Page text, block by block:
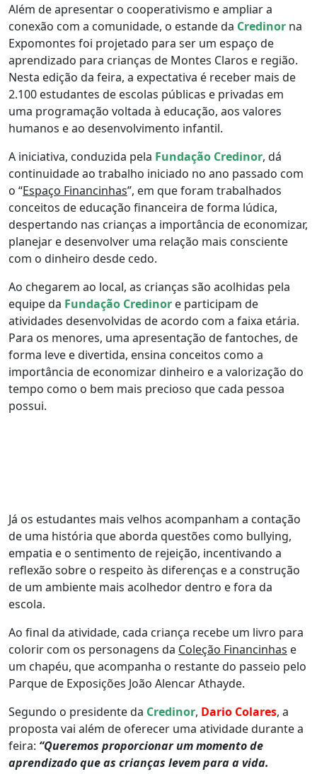
Além de apresentar o cooperativismo e ampliar a
conexão com a comunidade, o estande da Credinor na
Expomontes foi projetado para ser um espaço de
aprendizado para crianças de Montes Claros e região.
Nesta edição da feira, a expectativa é receber mais de
2.100 estudantes de escolas públicas e privadas em
uma programação voltada à educação, aos valores
humanos e ao desenvolvimento infantil.
A iniciativa, conduzida pela Fundação Credinor, dá
continuidade ao trabalho iniciado no ano passado com
o “Espaço Financinhas”, em que foram trabalhados
conceitos de educação financeira de forma lúdica,
despertando nas crianças a importância de economizar,
planejar e desenvolver uma relação mais consciente
com o dinheiro desde cedo.
Ao chegarem ao local, as crianças são acolhidas pela
equipe da Fundação Credinor e participam de
atividades desenvolvidas de acordo com a faixa etária.
Para os menores, uma apresentação de fantoches, de
forma leve e divertida, ensina conceitos como a
importância de economizar dinheiro e a valorização do
tempo como o bem mais precioso que cada pessoa
possui.
Já os estudantes mais velhos acompanham a contação
de uma história que aborda questões como bullying,
empatia e o sentimento de rejeição, incentivando a
reflexão sobre o respeito às diferenças e a construção
de um ambiente mais acolhedor dentro e fora da
escola.
Ao final da atividade, cada criança recebe um livro para
colorir com os personagens da Coleção Financinhas e
um chapéu, que acompanha o restante do passeio pelo
Parque de Exposições João Alencar Athayde.
Segundo o presidente da Credinor, Dario Colares, a
proposta vai além de oferecer uma atividade durante a
feira: “Queremos proporcionar um momento de
aprendizado que as crianças levem para a vida.